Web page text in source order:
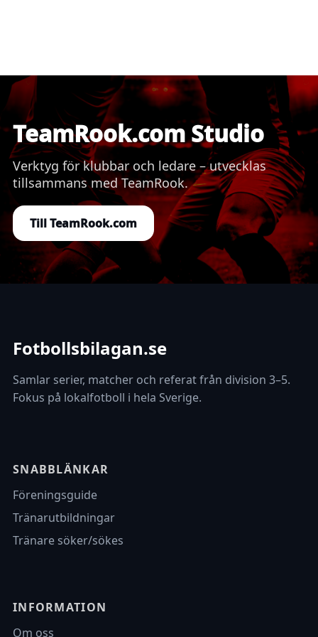
TeamRook.com Studio
Verktyg för klubbar och ledare – utvecklas
tillsammans med TeamRook.
Till TeamRook.com
Fotbollsbilagan.se
Samlar serier, matcher och referat från division 3–5.
Fokus på lokalfotboll i hela Sverige.
SNABBLÄNKAR
Föreningsguide
Tränarutbildningar
Tränare söker/sökes
INFORMATION
Om oss